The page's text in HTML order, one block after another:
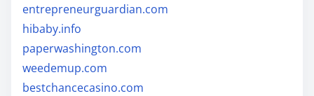
entrepreneurguardian.com
hibaby.info
paperwashington.com
weedemup.com
bestchancecasino.com